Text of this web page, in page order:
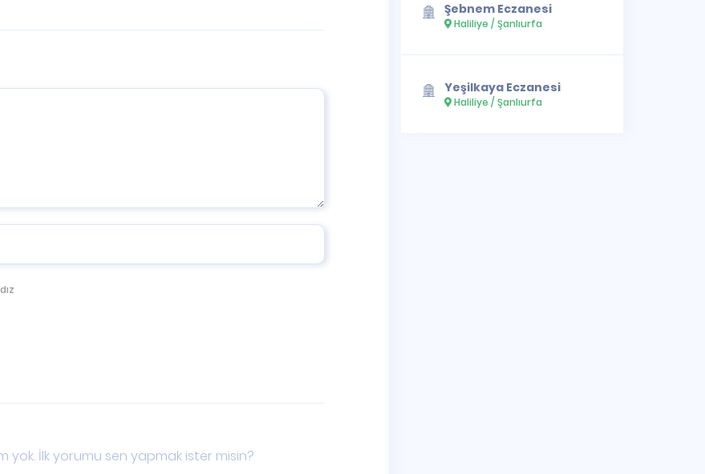
yok. İlk yorumu sen yapmak ister misin?
Şebnem Eczanesi
Haliliye / Şanlıurfa
Yeşilkaya Eczanesi
Haliliye / Şanlıurfa